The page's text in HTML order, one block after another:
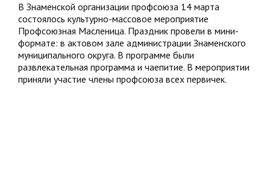
В Знаменской организации профсоюза 14 марта
состоялось культурно-массовое мероприятие
Профсоюзная Масленица. Праздник провели в мини-
формате: в актовом зале администрации Знаменского
муниципального округа. В программе были
развлекательная программа и чаепитие. В мероприятии
приняли участие члены профсоюза всех первичек.